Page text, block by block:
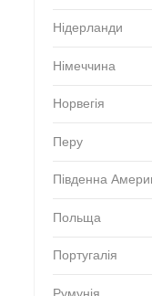
Нідерланди
Німеччина
Норвегія
Перу
Південна
Польща
Португалія